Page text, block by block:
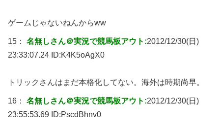
ゲームじゃないねんからww
15： 名無しさん＠実況で競馬板アウト:2012/12/30(日)
23:33:07.24 ID:K4K5oAgX0
トリックさんはまだ本格化してない。海外は時期尚早。
16： 名無しさん＠実況で競馬板アウト:2012/12/30(日)
23:55:53.69 ID:PscdBhnv0